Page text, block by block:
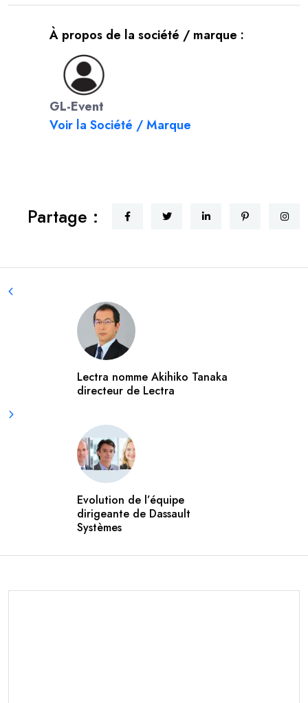
À propos de la société / marque :
GL-Event
Voir la Société / Marque
Partage :
Lectra nomme Akihiko Tanaka
directeur de Lectra
Evolution de l’équipe
dirigeante de Dassault
Systèmes